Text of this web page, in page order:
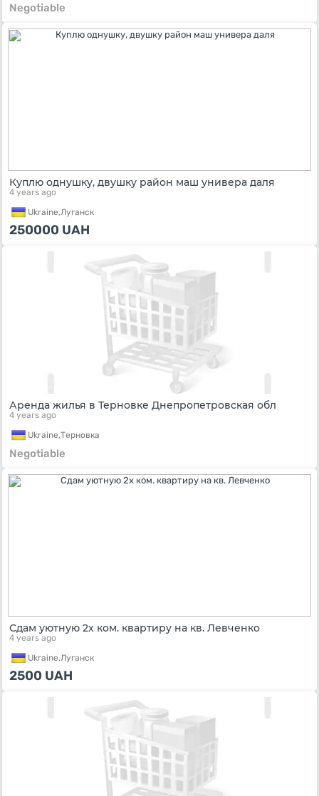
Negotiable
Куплю однушку, двушку район маш универа даля
4 years ago
Ukraine,Луганск
250000 UAH
Аренда жилья в Терновке Днепропетровская обл
4 years ago
Ukraine,Терновка
Negotiable
Сдам уютную 2х ком. квартиру на кв. Левченко
4 years ago
Ukraine,Луганск
2500 UAH